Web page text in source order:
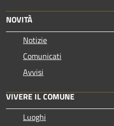
NOVITÀ
Notizie
Comunicati
Avvisi
VIVERE IL COMUNE
Luoghi